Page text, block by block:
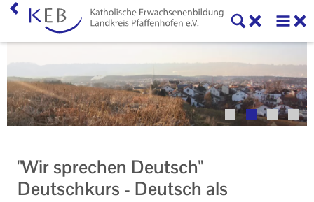
"Wir sprechen Deutsch"
Deutschkurs - Deutsch als
Veranstaltungen
KEB Pfaffenhofen
50 Jahre KEB im Landkreis Pfaffenhofen